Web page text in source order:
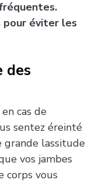
pour éviter les
des
cas de
sentez éreinté
grande lassitude
vos jambes
corps vous